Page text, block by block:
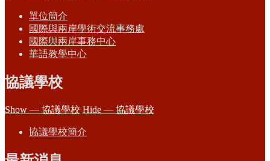
單位簡介
國際與兩岸學術交流事務處
國際與兩岸事務中心
華語教學中心
協議學校
Show — 協議學校 Hide — 協議學校
協議學校簡介